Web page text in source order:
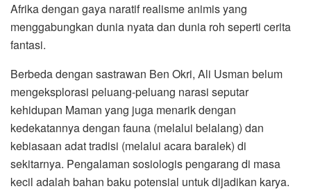
Afrika dengan gaya naratif realisme animis yang
menggabungkan dunia nyata dan dunia roh seperti cerita
fantasi.
Berbeda dengan sastrawan Ben Okri, Ali Usman belum
mengeksplorasi peluang-peluang narasi seputar
kehidupan Maman yang juga menarik dengan
kedekatannya dengan fauna (melalui belalang) dan
kebiasaan adat tradisi (melalui acara baralek) di
sekitarnya. Pengalaman sosiologis pengarang di masa
kecil adalah bahan baku potensial untuk dijadikan karya.